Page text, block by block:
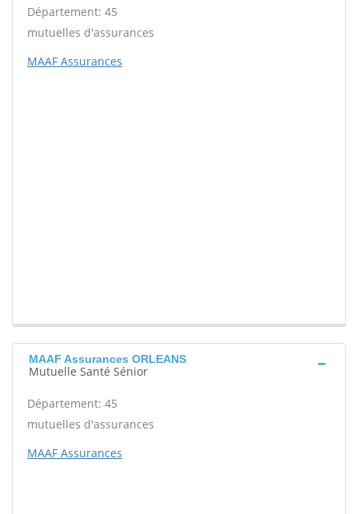
Département: 45
mutuelles d'assurances
MAAF Assurances
MAAF Assurances ORLEANS
Mutuelle Santé Sénior
Département: 45
mutuelles d'assurances
MAAF Assurances